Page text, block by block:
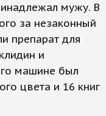
мужу. В
за незаконный
препарат для
и
машине был
цвета и 16 книг